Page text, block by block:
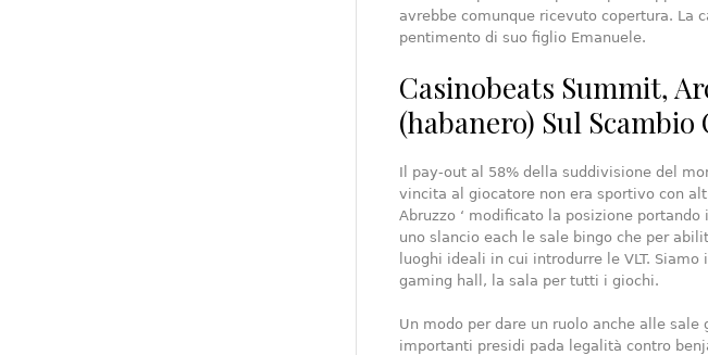
avrebbe comunque ricevuto copertura. La
pentimento di suo figlio Emanuele.
Casinobeats Summit,
(habanero) Sul
Il pay-out al 58% della suddivisione del
vincita al giocatore non era sportivo con
Abruzzo ‘ modificato la posizione
uno slancio each le sale bingo che per
luoghi ideali in cui introdurre le VLT. Siamo
gaming hall, la sala per tutti i giochi.
Un modo per dare un ruolo anche alle sale
importanti presidi pada legalità contro